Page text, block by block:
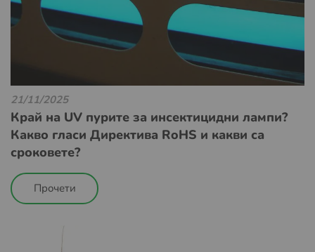
21/11/2025
Край на UV пурите за инсектицидни лампи?
Какво гласи Директива RoHS и какви са
сроковете?
Прочети